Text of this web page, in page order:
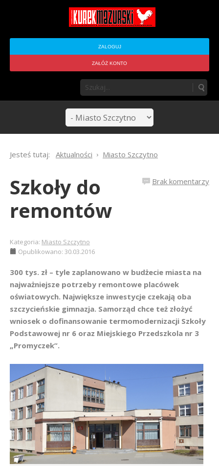
ZALOGUJ
ZAŁÓŻ KONTO
Jesteś tutaj: Aktualności Miasto Szczytno
Brak komentarzy
Szkoły do
remontów
Kategoria: Miasto Szczytno
Opublikowano: 30.03.2016
300 tys. zł – tyle zaplanowano w budżecie miasta na
najważniejsze potrzeby remontowe placówek
oświatowych. Największe inwestycje czekają oba
szczycieńskie gimnazja. Samorząd chce też złożyć
wniosek o dofinansowanie termomodernizacji Szkoły
Podstawowej nr 6 oraz Miejskiego Przedszkola nr 3
„Promyczek”.